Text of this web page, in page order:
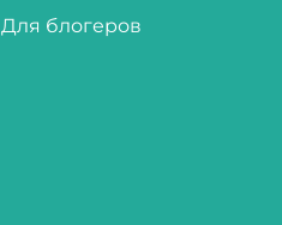
Для блогеров